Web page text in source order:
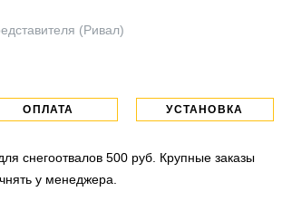
(Ривал)
ОПЛАТА УСТАНОВКА
снегоотвалов 500 руб. Крупные заказы
у менеджера.